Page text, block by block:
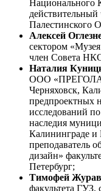
Палестинского
Алексей
сектором
член Совета
Наталия
ООО «ПРЕГОЛА.
Черняховск,
предпроектных
исследований
наследия
Калининграде и
преподаватель
дизайн»
Петербург;
Тимофей
факультета ГУЗ,